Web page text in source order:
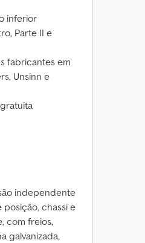
inferior
Parte II e
fabricantes em
Unsinn e
independente
chassi e
com freios,
galvanizada,